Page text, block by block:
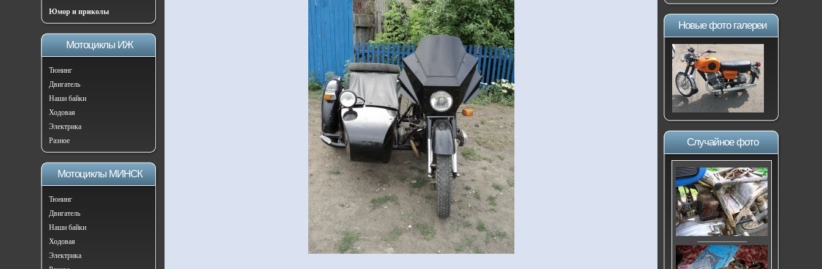
Юмор и приколы
Мотоциклы ИЖ
Тюнинг
Двигатель
Наши байки
Ходовая
Электрика
Разное
Мотоциклы МИНСК
Тюнинг
Двигатель
Наши байки
Ходовая
Электрика
Новые фото галереи
Случайное фото
---------------------------